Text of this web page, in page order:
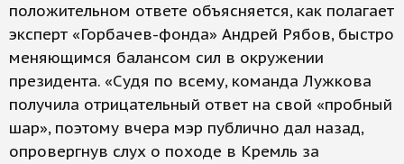
положительном ответе объясняется, как полагает
эксперт «Горбачев-фонда» Андрей Рябов, быстро
меняющимся балансом сил в окружении
президента. «Судя по всему, команда Лужкова
получила отрицательный ответ на свой «пробный
шар», поэтому вчера мэр публично дал назад,
опровергнув слух о походе в Кремль за